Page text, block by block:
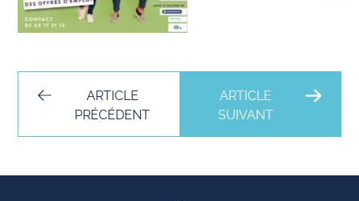
ARTICLE
PRÉCÉDENT
ARTICLE
SUIVANT